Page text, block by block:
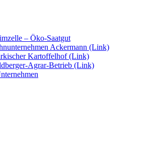
– Öko-Saatgut
Ackermann (Link)
Kartoffelhof (Link)
Agrar-Betrieb (Link)